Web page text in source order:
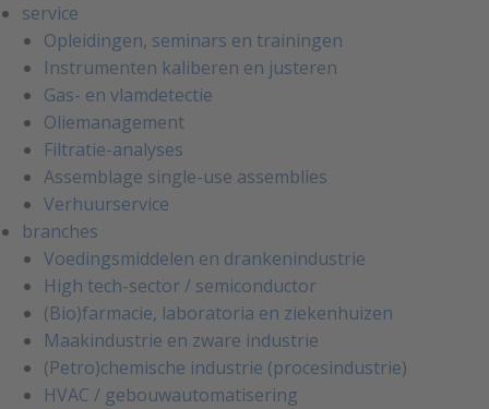
service
Opleidingen, seminars en trainingen
Instrumenten kaliberen en justeren
Gas- en vlamdetectie
Oliemanagement
Filtratie-analyses
Assemblage single-use assemblies
Verhuurservice
branches
Voedingsmiddelen en drankenindustrie
High tech-sector / semiconductor
(Bio)farmacie, laboratoria en ziekenhuizen
Maakindustrie en zware industrie
(Petro)chemische industrie (procesindustrie)
HVAC / gebouwautomatisering